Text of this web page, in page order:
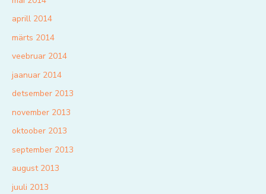
aprill 2014
märts 2014
veebruar 2014
jaanuar 2014
detsember 2013
november 2013
oktoober 2013
september 2013
august 2013
juuli 2013